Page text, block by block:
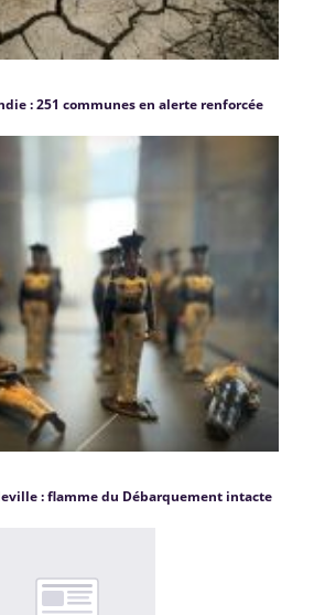
: 251 communes en alerte renforcée
: flamme du Débarquement intacte